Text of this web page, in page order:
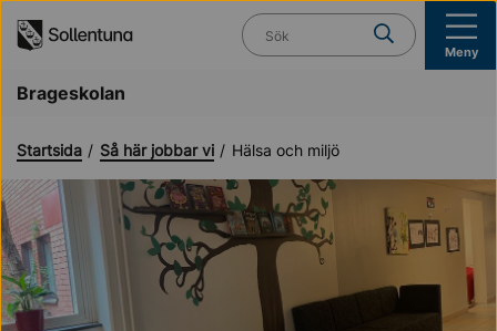
Vad söker du?
Meny
Brageskolan
Startsida Så här jobbar vi Hälsa och miljö